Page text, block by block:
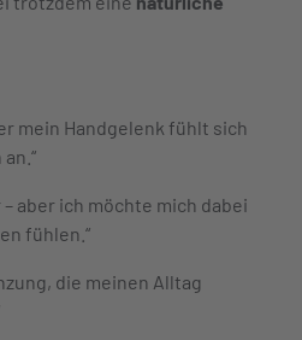
mein Handgelenk fühlt sich
– aber ich möchte mich dabei
fühlen.“
die meinen Alltag